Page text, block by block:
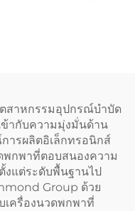
ตสาหกรรมอุปกรณ์บำบัด
ข้ากับความมุ่งมั่นด้าน
ารผลิตอิเล็กทรอนิกส์
พกพาที่ตอบสนองความ
งแต่ระดับพื้นฐานไป
Group ด้วย
ครื่องนวดพกพาที่